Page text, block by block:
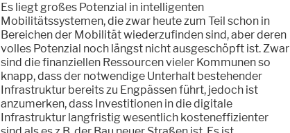
Es liegt großes Potenzial in intelligenten
Mobilitätssystemen, die zwar heute zum Teil schon in
Bereichen der Mobilität wiederzufinden sind, aber deren
volles Potenzial noch längst nicht ausgeschöpft ist. Zwar
sind die finanziellen Ressourcen vieler Kommunen so
knapp, dass der notwendige Unterhalt bestehender
Infrastruktur bereits zu Engpässen führt, jedoch ist
anzumerken, dass Investitionen in die digitale
Infrastruktur langfristig wesentlich kosteneffizienter